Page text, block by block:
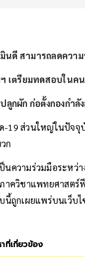
นดี สามารถลดควา
เตรียมทดสอบในค
กผัก ก่อตั้งกองกำลั
ด-19 ส่วนใหญ่ในปัจ
ก
นความร่วมมือระหว่
าควิชาแพทยศาสต
ถูกเผยแพร่บนเว็บ
าที่เกี่ยวข้อง